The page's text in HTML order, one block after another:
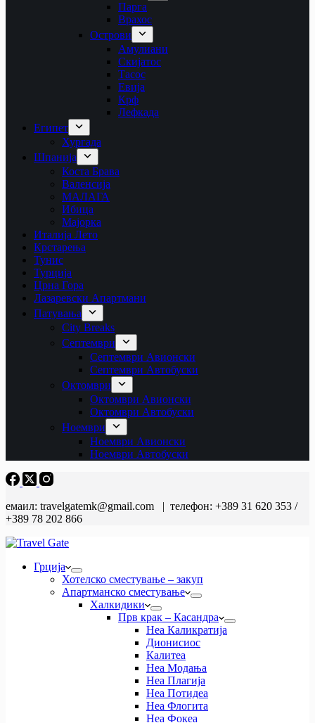
Парга
Врахос
Острови
Амулиани
Скијатос
Тасос
Евија
Крф
Лефкада
Египет
Хургада
Шпанија
Коста Брава
Валенсија
МАЛАГА
Ибица
Мајорка
Италија Лето
Крстарења
Тунис
Турција
Црна Гора
Лазаревски Апартмани
Патувања
City Breaks
Септември
Септември Авионски
Септември Автобуски
Октомври
Октомври Авионски
Октомври Автобуски
Ноември
Ноември Авионски
Ноември Автобуски
емаил: travelgatemk@gmail.com | телефон: +389 31 620 353 /
+389 78 202 866
Грција
Хотелско сместување – закуп
Апартманско сместување
Халкидики
Прв крак – Касандра
Неа Каликратија
Дионисиос
Калитеа
Неа Модања
Неа Плагија
Неа Потидеа
Неа Флогита
Неа Фокеа